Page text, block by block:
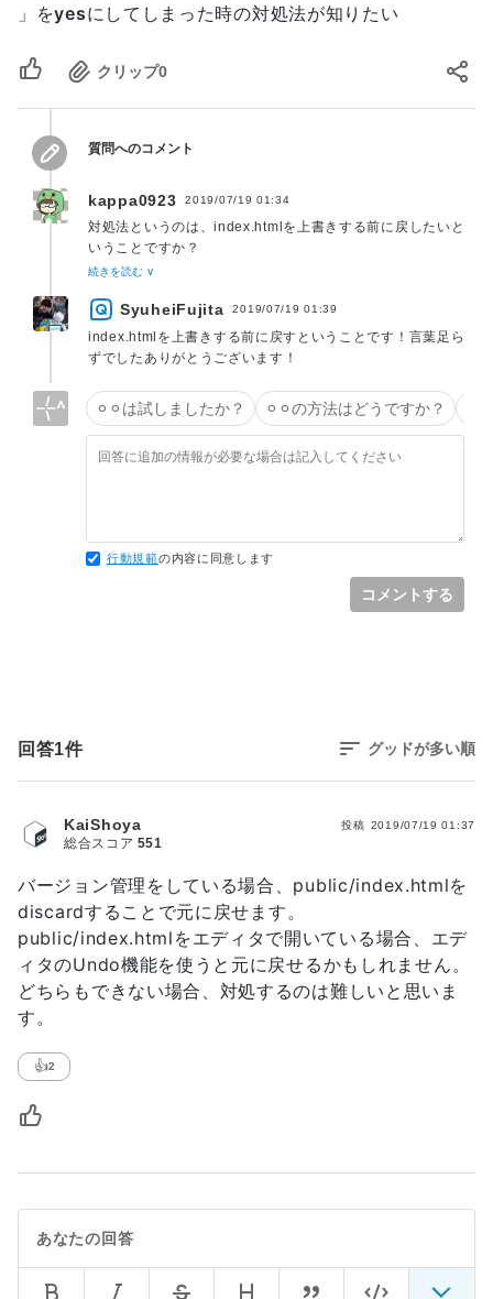
」をyesにしてしまった時の対処法が知りたい
クリップ0
質問へのコメント
kappa0923 2019/07/19 01:34
対処法というのは、index.htmlを上書きする前に戻したいと
いうことですか？
また、git管理などはされていますか？
続きを読む ∨
SyuheiFujita 2019/07/19 01:39
index.htmlを上書きする前に戻すということです！言葉足ら
ずでしたありがとうございます！
⚪︎⚪︎は試しましたか？ ⚪︎⚪︎の方法はどうですか？
行動規範の内容に同意します
コメントする
回答1件 グッドが多い順
バージョン管理をしている場合、public/index.htmlを
discardすることで元に戻せます。
public/index.htmlをエディタで開いている場合、エデ
ィタのUndo機能を使うと元に戻せるかもしれません。
どちらもできない場合、対処するのは難しいと思いま
す。
投稿 2019/07/19 01:37
KaiShoya
総合スコア 551
👍2
あなたの回答